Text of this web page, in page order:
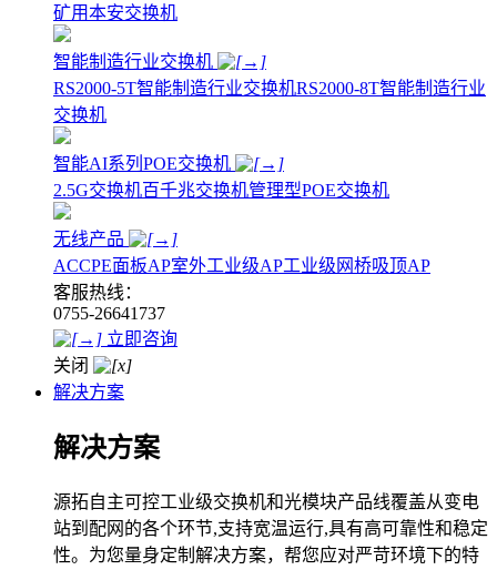
矿用本安交换机
智能制造行业交换机
RS2000-5T智能制造行业交换机RS2000-8T智能制造行业
交换机
智能AI系列POE交换机
2.5G交换机百千兆交换机管理型POE交换机
无线产品
ACCPE面板AP室外工业级AP工业级网桥吸顶AP
客服热线：
0755-26641737
立即咨询
关闭
解决方案
解决方案
源拓自主可控工业级交换机和光模块产品线覆盖从变电
站到配网的各个环节,支持宽温运行,具有高可靠性和稳定
性。为您量身定制解决方案，帮您应对严苛环境下的特